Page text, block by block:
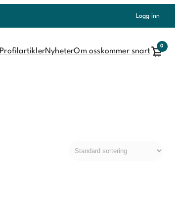
Logg inn
ProfilartiklerNyheterOm osskommer snart
0